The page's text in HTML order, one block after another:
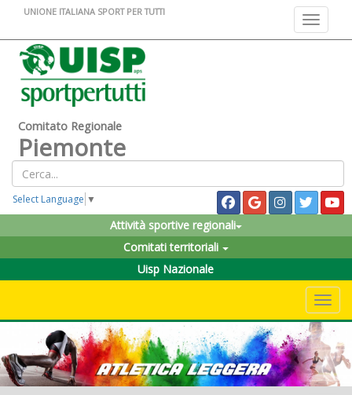
Toggle
UNIONE ITALIANA SPORT PER TUTTI
Comitato Regionale
Piemonte
Select Language ▼
Attività sportive regionali
Comitati territoriali
Uisp Nazionale